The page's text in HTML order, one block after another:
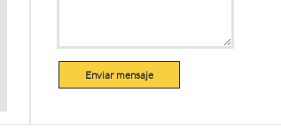
Enviar mensaje